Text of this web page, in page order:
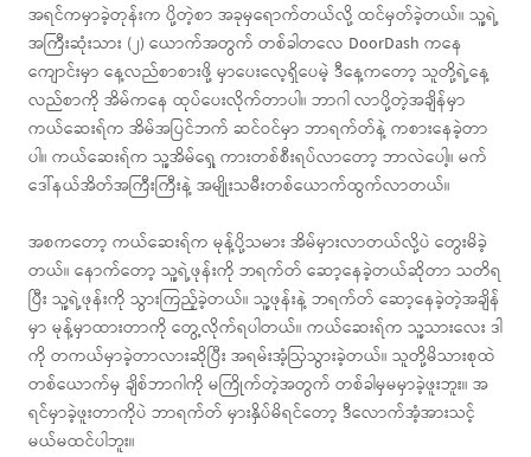
အရင်ကမှာခဲ့တုန်းက ပို့တဲ့စာ အခုမှရောက်တယ်လို့ ထင်မှတ်ခဲ့တယ်။ သူ့ရဲ့
အကြီးဆုံးသား (၂) ယောက်အတွက် တစ်ခါတလေ DoorDash ကနေ
ကျောင်းမှာ နေ့လည်စာစားဖို့ မှာပေးလေ့ရှိပေမဲ့ ဒီနေ့ကတော့ သူတို့ရဲ့နေ့
လည်စာကို အိမ်ကနေ ထုပ်ပေးလိုက်တာပါ။ ဘာဂါ လာပို့တဲ့အချိန်မှာ
ကယ်ဆေးရ်က အိမ်အပြင်ဘက် ဆင်ဝင်မှာ ဘာရက်တ်နဲ့ ကစားနေခဲ့တာ
ပါ။ ကယ်ဆေးရ်က သူ့အိမ်ရှေ့ ကားတစ်စီးရပ်လာတော့ ဘာလဲပေါ့။ မက်
ဒေါ်နယ်အိတ်အကြီးကြီးနဲ့ အမျိုးသမီးတစ်ယောက်ထွက်လာတယ်။
အစကတော့ ကယ်ဆေးရ်က မုန့်ပို့သမား အိမ်မှားလာတယ်လို့ပဲ တွေးမိခဲ့
တယ်။ နောက်တော့ သူ့ရဲ့ဖုန်းကို ဘရက်တ် ဆော့နေခဲ့တယ်ဆိုတာ သတိရ
ပြီး သူ့ရဲ့ဖုန်းကို သွားကြည့်ခဲ့တယ်။ သူ့ဖုန်းနဲ့ ဘရက်တ် ဆော့နေခဲ့တဲ့အချိန်
မှာ မုန့်မှာထားတာကို တွေ့လိုက်ရပါတယ်။ ကယ်ဆေးရ်က သူ့သားလေး ဒါ
ကို တကယ်မှာခဲ့တာလားဆိုပြီး အရမ်းအံ့ဩသွားခဲ့တယ်။ သူတို့မိသားစုထဲ
တစ်ယောက်မှ ချိစ်ဘာဂါကို မကြိုက်တဲ့အတွက် တစ်ခါမှမမှာခဲ့ဖူးဘူး။ အ
ရင်မှာခဲ့ဖူးတာကိုပဲ ဘာရက်တ် မှားနှိပ်မိရင်တော့ ဒီလောက်အံ့အားသင့်
မယ်မထင်ပါဘူး။